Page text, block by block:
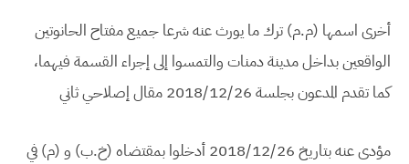
أخرى اسمها (م.م) ترك ما يورث عنه شرعا جميع مفتاح الحانوتين
الواقعين بداخل مدينة دمنات والتمسوا إلى إجراء القسمة فيهما،
كما تقدم المدعون بجلسة 2018/12/26 مقال إصلاحي ثاني
مؤدى عنه بتاريخ 2018/12/26 أدخلوا بمقتضاه (خ.ب) و (م) في